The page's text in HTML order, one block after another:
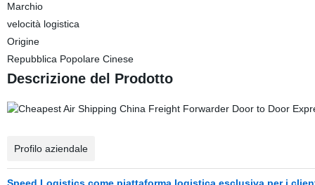
Marchio
velocità logistica
Origine
Repubblica Popolare Cinese
Descrizione del Prodotto
Profilo aziendale